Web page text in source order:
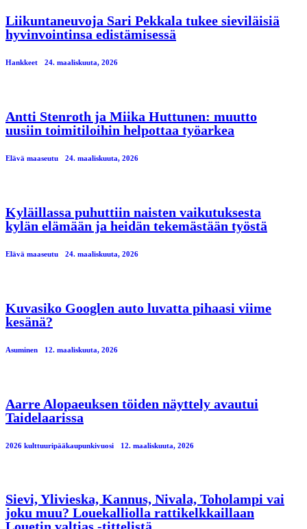
Liikuntaneuvoja Sari Pekkala tukee sieviläisiä
hyvinvointinsa edistämisessä
Hankkeet 24. maaliskuuta, 2026
Antti Stenroth ja Miika Huttunen: muutto
uusiin toimitiloihin helpottaa työarkea
Elävä maaseutu 24. maaliskuuta, 2026
Kyläillassa puhuttiin naisten vaikutuksesta
kylän elämään ja heidän tekemästään työstä
Elävä maaseutu 24. maaliskuuta, 2026
Kuvasiko Googlen auto luvatta pihaasi viime
kesänä?
Asuminen 12. maaliskuuta, 2026
Aarre Alopaeuksen töiden näyttely avautui
Taidelaarissa
2026 kulttuuripääkaupunkivuosi 12. maaliskuuta, 2026
Sievi, Ylivieska, Kannus, Nivala, Toholampi vai
joku muu? Louekalliolla rattikelkkaillaan